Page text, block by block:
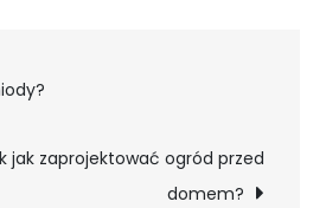
jak zaprojektować ogród przed
domem?